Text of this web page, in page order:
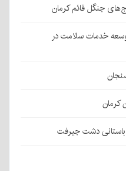
جنگل قائم کرمان
خدمات سلامت در
کرمان
باستانی دشت جیرفت